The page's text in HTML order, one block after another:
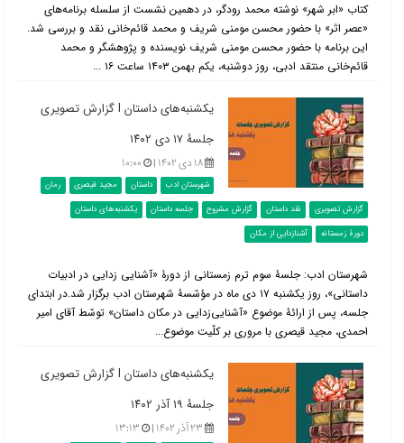
کتاب «ابر شهر» نوشته محمد رودگر، در دهمین نشست از سلسله برنامه‌های
«عصر اثر» با حضور محسن مومنی شریف و محمد قائم‌خانی نقد و بررسی شد.
این برنامه با حضور محسن مومنی شریف نویسنده و پژوهشگر و محمد
قائم‌خانی منتقد ادبی، روز دوشنبه، یکم بهمن ۱۴۰۳ ساعت ۱۶ ...
یکشنبه‌های داستان l گزارش تصویری
جلسۀ ۱۷ دی ۱۴۰۲
۱۸ دی ۱۴۰۲ | ۱۰:۰۰
شهرستان ادب داستان مجید قیصری
رمان
گزارش تصویری
نقد داستان گزارش مشروح جلسه داستان
یکشنبه‌های داستان
دورۀ زمستانه
آشنازدایی از مکان
شهرستان ادب: جلسۀ سوم ترم زمستانی از دورۀ «آشنایی زدایی در ادبیات
داستانی»، روز یکشنبه ۱۷ دی ماه در مؤسّسۀ شهرستان ادب برگزار شد.در ابتدای
جلسه، پس از ارائۀ موضوع «آشنایی‌زدایی در مکان داستان» توسّط آقای امیر
احمدی، مجید قیصری با مروری بر کلّیت موضوع...
یکشنبه‌های داستان l گزارش تصویری
جلسۀ ۱۹ آذر ۱۴۰۲
۲۳ آذر ۱۴۰۲ | ۱۳:۱۳